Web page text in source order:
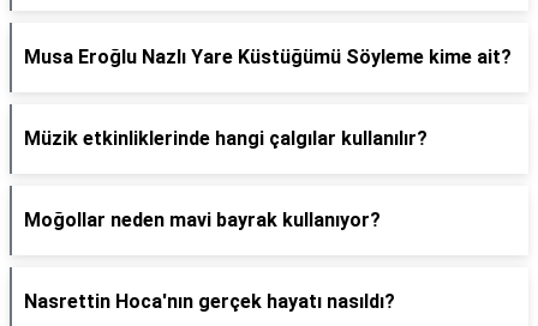
Musa Eroğlu Nazlı Yare Küstüğümü Söyleme kime ait?
Müzik etkinliklerinde hangi çalgılar kullanılır?
Moğollar neden mavi bayrak kullanıyor?
Nasrettin Hoca'nın gerçek hayatı nasıldı?